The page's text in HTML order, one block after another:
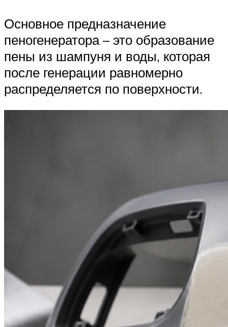
Основное предназначение
пеногенератора – это образование
пены из шампуня и воды, которая
после генерации равномерно
распределяется по поверхности.